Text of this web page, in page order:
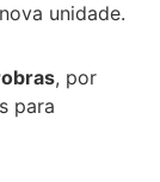
unidade.
, por
para